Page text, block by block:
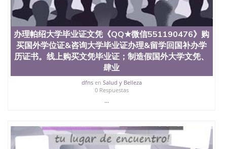
办理帕绍大学毕业证文凭《QQ★微信551190476》购
买国外学位证&咨询大学毕业证办理&留学回国补办学
历证书。线上购买文凭毕业证；制造假国外大学文凭、
肆业
dfnsen Salud y Belleza
0 Respuestas
...